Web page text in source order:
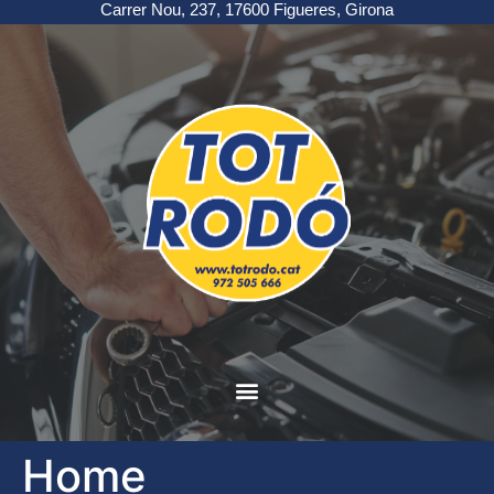
Carrer Nou, 237, 17600 Figueres, Girona
Home